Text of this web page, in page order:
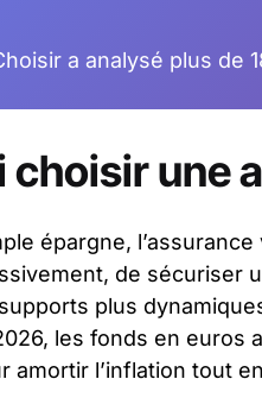
a analysé plus de
choisir une
épargne,
de sécuriser
plus
les fonds en euros
amortir l’inflation tout